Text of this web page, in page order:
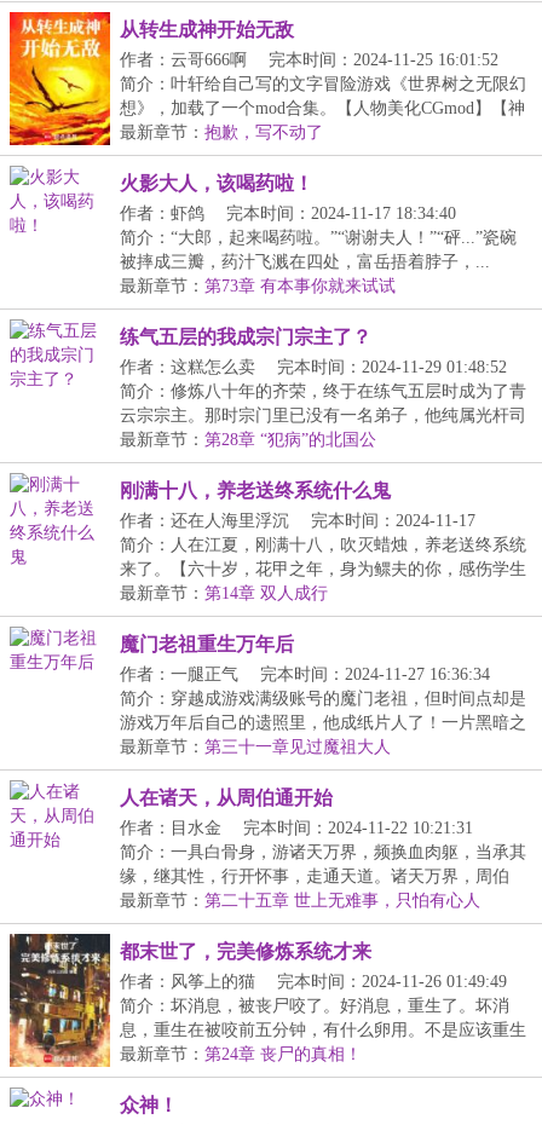
从转生成神开始无敌
作者：云哥666啊
完本时间：2024-11-25 16:01:52
简介：叶轩给自己写的文字冒险游戏《世界树之无限幻
想》，加载了一个mod合集。【人物美化CGmod】【神
器打...
最新章节： 抱歉，写不动了
火影大人，该喝药啦！
作者：虾鸽
完本时间：2024-11-17 18:34:40
简介：“大郎，起来喝药啦。”“谢谢夫人！”“砰...”瓷碗
被摔成三瓣，药汁飞溅在四处，富岳捂着脖子，...
最新章节： 第73章 有本事你就来试试
练气五层的我成宗门宗主了？
作者：这糕怎么卖
完本时间：2024-11-29 01:48:52
简介：修炼八十年的齐荣，终于在练气五层时成为了青
云宗宗主。那时宗门里已没有一名弟子，他纯属光杆司
令...
最新章节： 第28章 “犯病”的北国公
刚满十八，养老送终系统什么鬼
作者：还在人海里浮沉
完本时间：2024-11-17
20:36:41
简介：人在江夏，刚满十八，吹灭蜡烛，养老送终系统
来了。【六十岁，花甲之年，身为鳏夫的你，感伤学生
时...
最新章节： 第14章 双人成行
魔门老祖重生万年后
作者：一腿正气
完本时间：2024-11-27 16:36:34
简介：穿越成游戏满级账号的魔门老祖，但时间点却是
游戏万年后自己的遗照里，他成纸片人了！一片黑暗之
中...
最新章节： 第三十一章见过魔祖大人
人在诸天，从周伯通开始
作者：目水金
完本时间：2024-11-22 10:21:31
简介：一具白骨身，游诸天万界，频换血肉躯，当承其
缘，继其性，行开怀事，走通天道。诸天万界，周伯
通、...
最新章节： 第二十五章 世上无难事，只怕有心人
都末世了，完美修炼系统才来
作者：风筝上的猫
完本时间：2024-11-26 01:49:49
简介：坏消息，被丧尸咬了。好消息，重生了。坏消
息，重生在被咬前五分钟，有什么卵用。不是应该重生
在丧...
最新章节： 第24章 丧尸的真相！
众神！